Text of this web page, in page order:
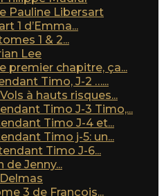
Pauline Libersart
1 d’Emma...
1 & 2...
Lee
premier chapitre, ça...
Timo, J-2 …...
à hauts risques...
Timo J-3 Timo,...
Timo J-4 et...
Timo j-5: un...
Timo J-6...
Jenny...
3 de François...